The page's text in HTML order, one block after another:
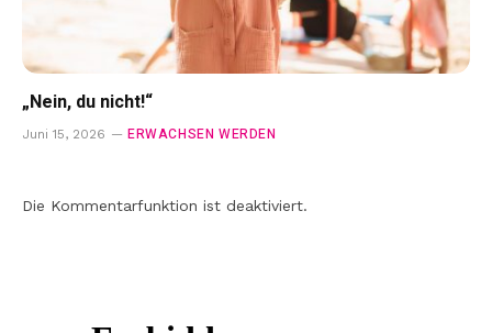
„Nein, du nicht!“
Juni 15, 2026 ERWACHSEN WERDEN
Die Kommentarfunktion ist deaktiviert.